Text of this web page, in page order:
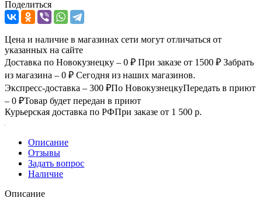
Поделиться
Цена и наличие в магазинах сети могут отличаться от
указанных на сайте
Доставка по Новокузнецку – 0 ₽ При заказе от 1500 ₽ Забрать
из магазина – 0 ₽ Сегодня из наших магазинов.
Экспресс-доставка – 300 ₽По НовокузнецкуПередать в приют
– 0 ₽Товар будет передан в приют
Курьерская доставка по РФПри заказе от 1 500 р.
Описание
Отзывы
Задать вопрос
Наличие
Описание